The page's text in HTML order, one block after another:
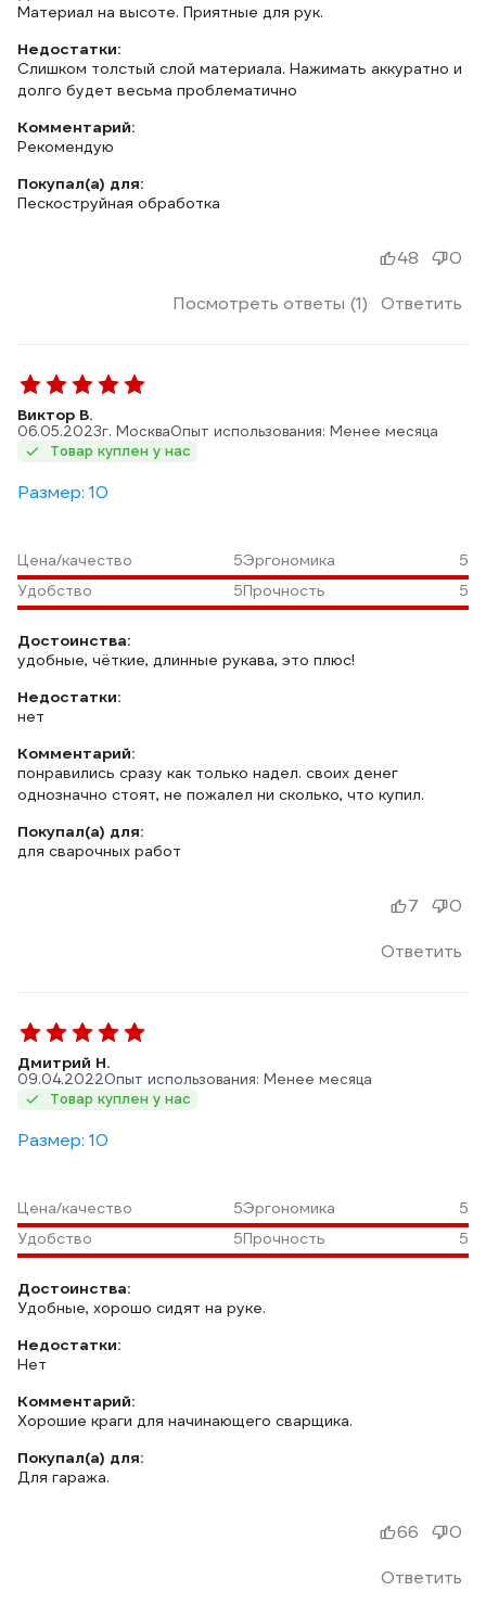
Материал на высоте. Приятные для рук.
Недостатки:
Слишком толстый слой материала. Нажимать аккуратно и
долго будет весьма проблематично
Комментарий:
Рекомендую
Покупал(а) для:
Пескоструйная обработка
Посмотреть ответы (1) Ответить
48 0
Виктор В.
06.05.2023г. МоскваОпыт использования: Менее месяца
Товар куплен у нас
Размер: 10
Цена/качество 5Эргономика
5
Удобство
5Прочность 5
Достоинства:
удобные, чёткие, длинные рукава, это плюс!
Недостатки:
нет
Комментарий:
понравились сразу как только надел. своих денег
однозначно стоят, не пожалел ни сколько, что купил.
Покупал(а) для:
для сварочных работ
Ответить
7 0
Дмитрий Н.
09.04.2022Опыт использования: Менее месяца
Товар куплен у нас
Размер: 10
Цена/качество 5Эргономика
5
Удобство
5Прочность 5
Достоинства:
Удобные, хорошо сидят на руке.
Недостатки:
Нет
Комментарий:
Хорошие краги для начинающего сварщика.
Покупал(а) для:
Для гаража.
Ответить
66 0